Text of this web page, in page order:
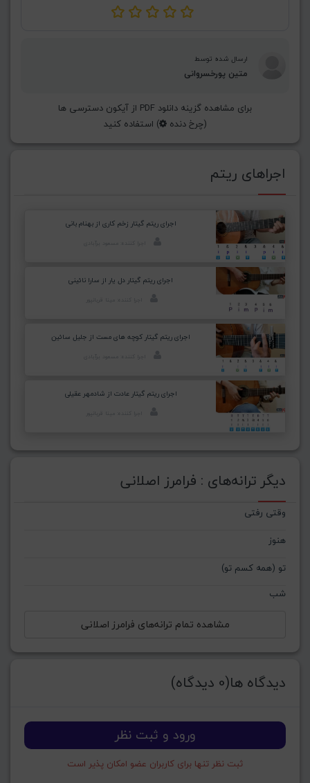
ارسال شده توسط
متین پورخسروانی
برای مشاهده گزینه دانلود PDF از آیکون دسترسی ها
(چرخ دنده ) استفاده کنید
اجراهای ریتم
اجرای ریتم گیتار زخم کاری از بهنام بانی
اجرای ریتم گیتار دل یار از سارا نائینی
اجرای ریتم گیتار کوچه های مست از جلیل سائین
اجرای ریتم گیتار عادت از شادمهر عقیلی
دیگر ترانه‌های : فرامرز اصلانی
وقتی رفتی
هنوز
تو (همه کسم تو)
شب
مشاهده تمام ترانه‌های فرامرز اصلانی
دیدگاه ها(0 دیدگاه)
ورود و ثبت نظر
ثبت نظر تنها برای کاربران عضو امکان پذیر است